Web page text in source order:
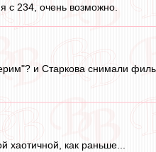
с 234, очень возможно.
и Старкова снимали
хаотичной, как раньше...